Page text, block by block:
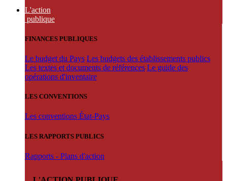
L'action
publique
FINANCES PUBLIQUES
Le budget du Pays Les budgets des établissements publics
Les textes et documents de références Le guide des
opérations d'inventaire
LES CONVENTIONS
Les conventions État-Pays
LES RAPPORTS PUBLICS
Rapports - Plans d'action